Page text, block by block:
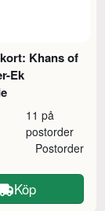
Khans of
Ek
11 på
postorder
Postorder
Köp